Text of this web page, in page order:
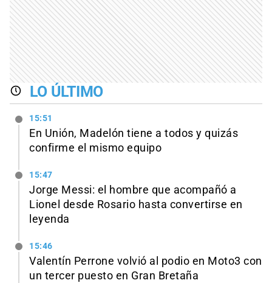
LO ÚLTIMO
15:51
En Unión, Madelón tiene a todos y quizás
confirme el mismo equipo
15:47
Jorge Messi: el hombre que acompañó a
Lionel desde Rosario hasta convertirse en
leyenda
15:46
Valentín Perrone volvió al podio en Moto3 con
un tercer puesto en Gran Bretaña